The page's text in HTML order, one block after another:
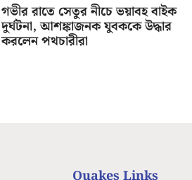
গভীর রাতে সেতুর নীচে ভয়াবহ বাইক
দুর্ঘটনা, আশঙ্কাজনক যুবককে উদ্ধার
করলেন পথচারীরা
Quakes Links